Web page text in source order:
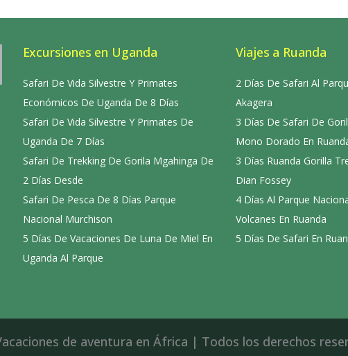
Excursiones en Uganda
Safari De Vida Silvestre Y Primates
Económicos De Uganda De 8 Días
Safari De Vida Silvestre Y Primates De
Uganda De 7 Días
Safari De Trekking De Gorila Mgahinga De
2 Días Desde
Safari De Pesca De 8 Días Parque
Nacional Murchison
5 Días De Vacaciones De Luna De Miel En
Uganda Al Parque
Viajes a Ruanda
2 Días De Safari Al
Akagera
3 Días De Safari De
Mono Dorado En
3 Días Ruanda Gorilla
Dian Fossey
4 Días Al Parque
Volcanes En Ruanda
5 Días De Safari En
de aventura en África | Todos los derechos